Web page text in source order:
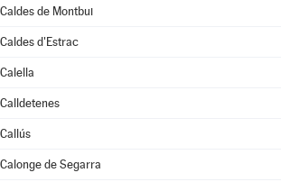
Caldes de Montbui
Caldes d'Estrac
Calella
Calldetenes
Callús
Calonge de Segarra